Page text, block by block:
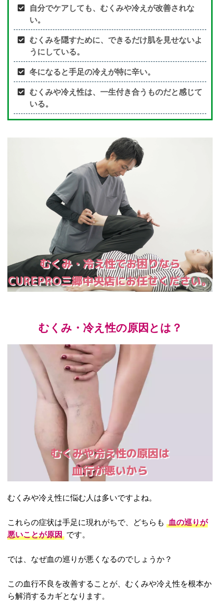
自分でケアしても、むくみや冷えが改善されな
い。
むくみを隠すために、できるだけ肌を見せないよ
うにしている。
冬になると手足の冷えが特に辛い。
むくみや冷え性は、一生付き合うものだと感じて
いる。
むくみ・冷え性でお困りなら
CUREPRO三郷中央店にお任せください。
むくみ・冷え性の原因とは？
むくみや冷え性の原因は
血行が悪いから
むくみや冷え性に悩む人は多いですよね。
これらの症状は手足に現れがちで、どちらも 血の巡りが
悪いことが原因 です。
では、なぜ血の巡りが悪くなるのでしょうか？
この血行不良を改善することが、むくみや冷え性を根本か
ら解消するカギとなります。